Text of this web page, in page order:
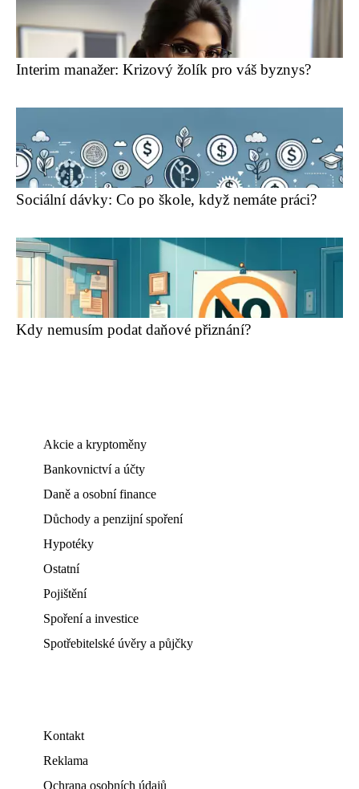
Interim manažer: Krizový žolík pro váš byznys?
Sociální dávky: Co po škole, když nemáte práci?
Kdy nemusím podat daňové přiznání?
Akcie a kryptoměny
Bankovnictví a účty
Daně a osobní finance
Důchody a penzijní spoření
Hypotéky
Ostatní
Pojištění
Spoření a investice
Spotřebitelské úvěry a půjčky
Kontakt
Reklama
Ochrana osobních údajů